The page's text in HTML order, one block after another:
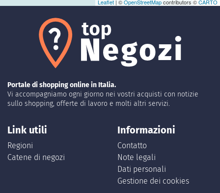
Leaflet | ©OpenStreetMapcontributors ©CARTO
Portale di shopping online in Italia.
Vi accompagniamo ogni giorno nei vostri acquisti con notizie
sullo shopping, offerte di lavoro e molti altri servizi.
Link utili
Regioni
Catene di negozi
Informazioni
Contatto
Note legali
Dati personali
Gestione dei cookies